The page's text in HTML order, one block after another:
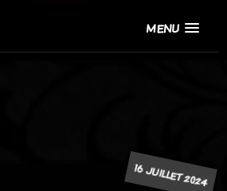
MENU
16 JUILLET 2024